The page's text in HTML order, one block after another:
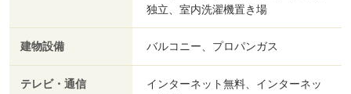
独立、室内洗濯機置き場
建物設備 バルコニー、プロパンガス
テレビ・通信
インターネット無料、インターネッ